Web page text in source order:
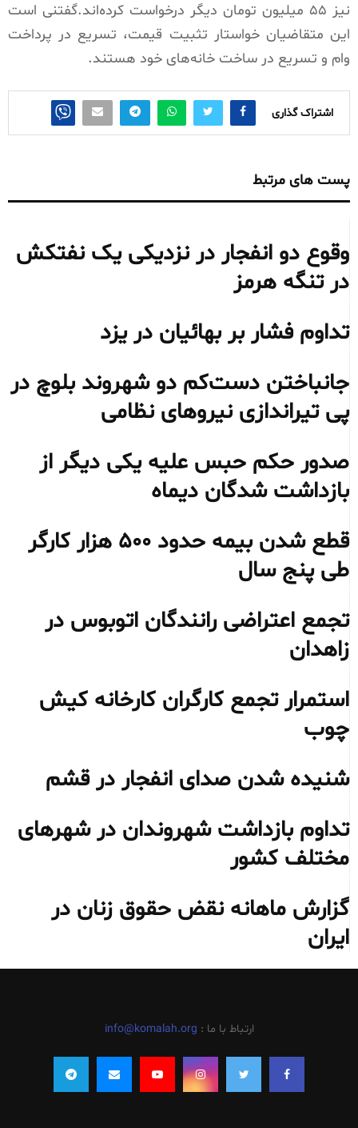
نیز ۵۵ میلیون تومان دیگر درخواست کرده‌اند.گفتنی است
این متقاضیان خواستار تثبیت قیمت، تسریع در پرداخت
وام و تسریع در ساخت خانه‌های خود هستند.
اشتراک گذاری
پست های مرتبط
وقوع دو انفجار در نزدیکی یک نفتکش
در تنگه هرمز
تداوم فشار بر بهائیان در یزد
جانباختن دست‌کم دو شهروند بلوچ در
پی تیراندازی نیروهای نظامی
صدور حکم حبس علیه یکی دیگر از
بازداشت شدگان دیماه
قطع شدن بیمه حدود ۵۰۰ هزار کارگر
طی پنج سال
تجمع اعتراضی رانندگان اتوبوس در
زاهدان
استمرار تجمع کارگران کارخانه کیش
چوب
شنیده شدن صدای انفجار در قشم
تداوم بازداشت شهروندان در شهرهای
مختلف کشور
گزارش ماهانه نقض حقوق زنان در
ایران
ارتباط با ما : info@komalah.org